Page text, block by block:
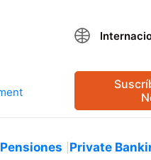
Pensiones Private